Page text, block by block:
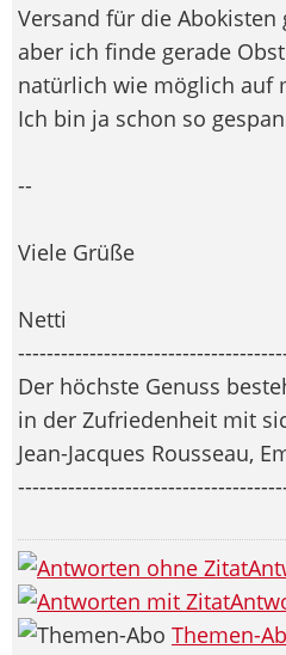
Versand für die Abokisten
aber ich finde gerade
natürlich wie möglich auf
Ich bin ja schon so
--
Viele Grüße
Netti
Der höchste Genuss
in der Zufriedenheit mit
Jean-Jacques Rousseau,
Themen-